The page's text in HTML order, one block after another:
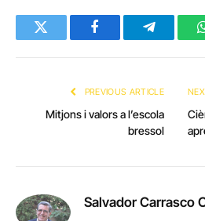
Twitter FacebookTelegram
PREVIOUS ARTICLE
Mitjons i valors a l’escola
bressol
Salvador Carrasco